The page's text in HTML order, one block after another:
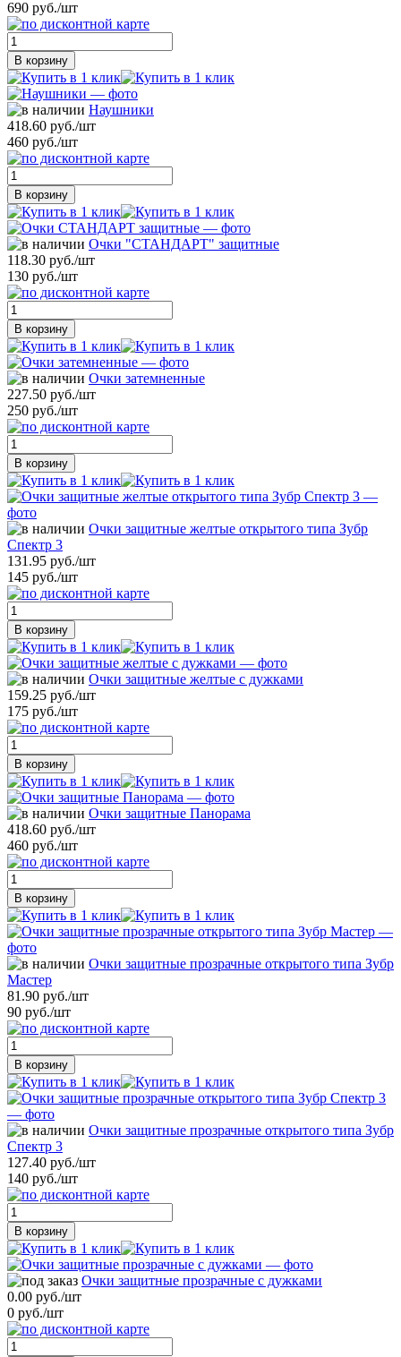
690 руб./шт
В корзину
Наушники
418.60 руб./шт
460 руб./шт
В корзину
Очки "СТАНДАРТ" защитные
118.30 руб./шт
130 руб./шт
В корзину
Очки затемненные
227.50 руб./шт
250 руб./шт
В корзину
Очки защитные желтые открытого типа Зубр
Спектр 3
131.95 руб./шт
145 руб./шт
В корзину
Очки защитные желтые с дужками
159.25 руб./шт
175 руб./шт
В корзину
Очки защитные Панорама
418.60 руб./шт
460 руб./шт
В корзину
Очки защитные прозрачные открытого типа Зубр
Мастер
81.90 руб./шт
90 руб./шт
В корзину
Очки защитные прозрачные открытого типа Зубр
Спектр 3
127.40 руб./шт
140 руб./шт
В корзину
Очки защитные прозрачные с дужками
0.00 руб./шт
0 руб./шт